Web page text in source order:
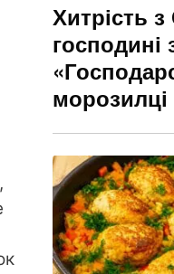
Хитрість
морозилці